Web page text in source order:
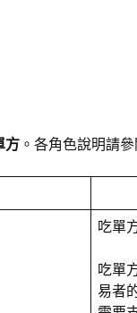
方 。各角色說明請參
吃單
吃單
易者